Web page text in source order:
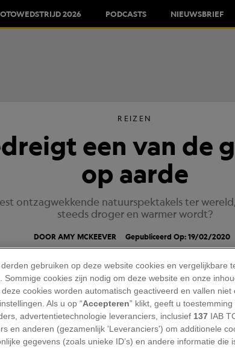
2026 PODCASTS NIEUWSBRIEF
REIZEN
een van de
op aarde
ontzagwekkende natuurspektakels ter
steeds droger en warmer wordt?
DOOR AMY MCKEEVER Gepubliceerd Op: 19/02/2020
tot de grootste en meest
wereld.
gebruiken op deze website cookies en vergelijkbare
Sommige cookies zijn nodig om deze website en onze
cookies worden automatisch geactiveerd en vallen niet
Als u op “Accepteren” klikt, geeft u
advertentietechnologie leveranciers, inclusief 137 IAB
en anderen (gezamenlijk 'Leveranciers') om additionele
gegevens (zoals unieke ID’s) en andere informatie die